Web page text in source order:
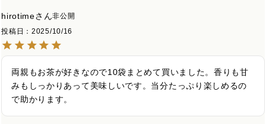
hirotime
非公開
投稿日
2025/10/16
両親もお茶が好きなので10袋まとめて買いました。香りも甘
みもしっかりあって美味しいです。当分たっぷり楽しめるの
で助かります。